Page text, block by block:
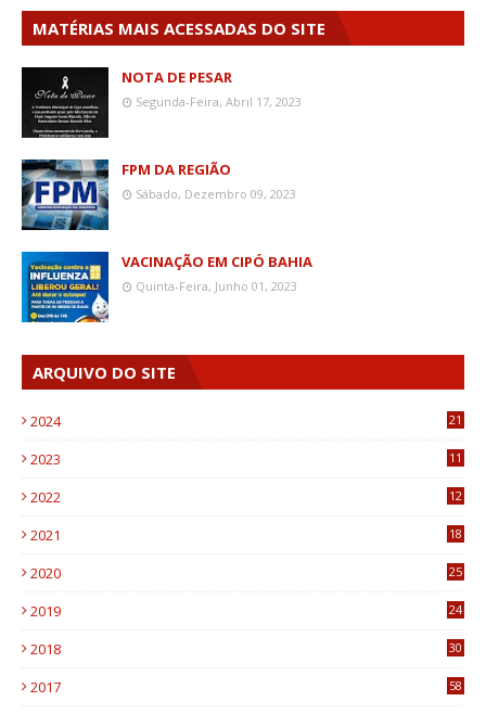
MATÉRIAS MAIS ACESSADAS DO SITE
NOTA DE PESAR
Segunda-Feira, Abril 17, 2023
FPM DA REGIÃO
Sábado, Dezembro 09, 2023
VACINAÇÃO EM CIPÓ BAHIA
Quinta-Feira, Junho 01, 2023
ARQUIVO DO SITE
2024 21
2023
11
2022
12
2021
18
2020
25
2019
24
2018
30
2017
58